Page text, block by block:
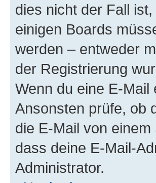
dies nicht der Fall
einigen Boards
werden – entweder
der Registrierung
Wenn du eine E-
Ansonsten prüfe, ob
die E-Mail von
dass deine E-Mail-
Administrator.